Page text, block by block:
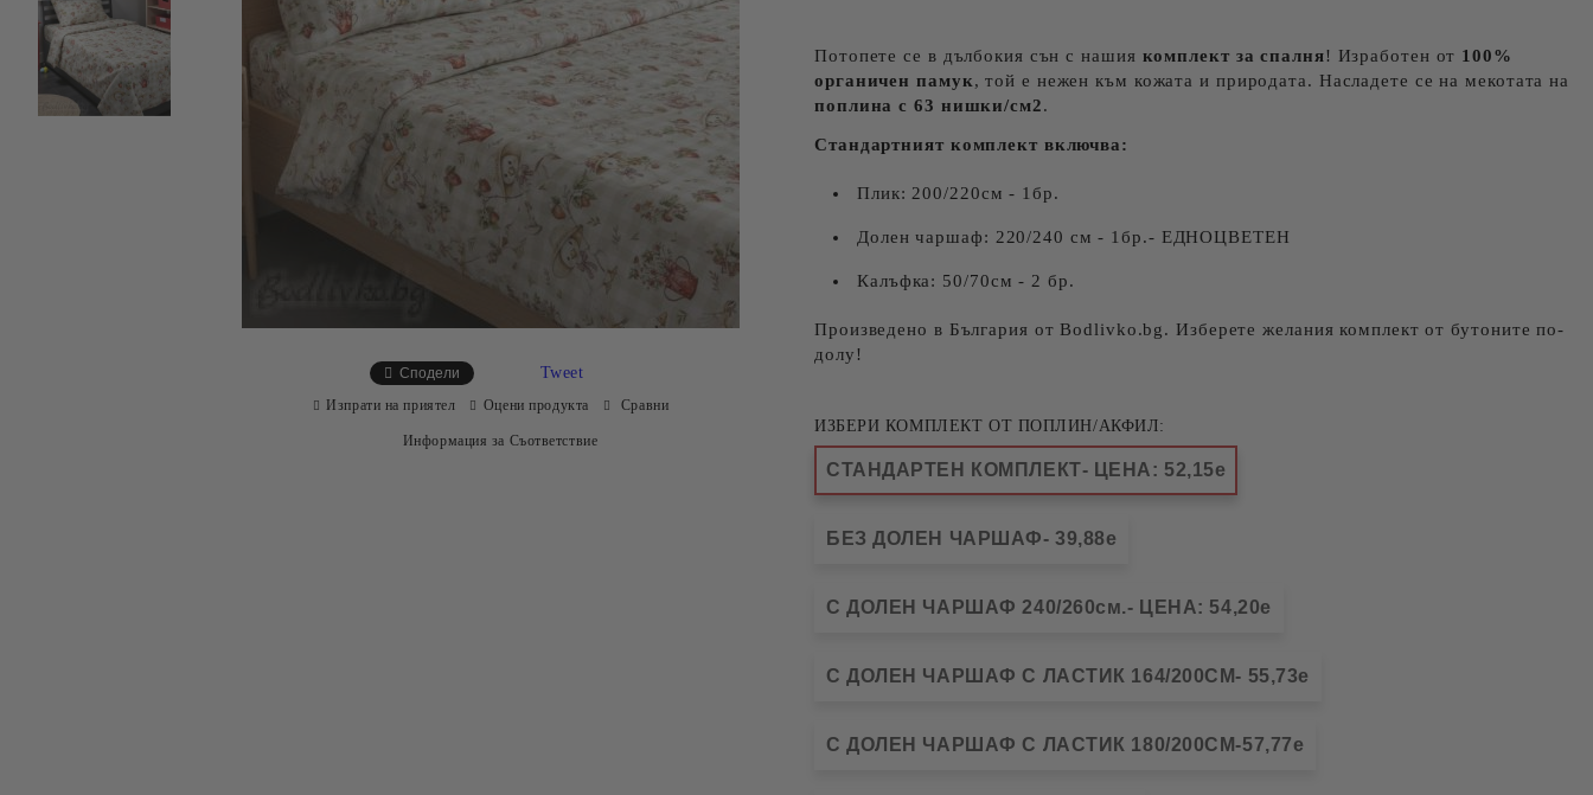
Потопете се в дълбокия сън с нашия комплект за спалня! Изработен от 100%
органичен памук, той е нежен към кожата и природата. Насладете се на мекотата на
поплина с 63 нишки/см2.
Стандартният комплект включва:
Плик: 200/220см - 1бр.
Долен чаршаф: 220/240 см - 1бр.- ЕДНОЦВЕТЕН
Калъфка: 50/70см - 2 бр.
Произведено в България от Bodlivko.bg. Изберете желания комплект от бутоните по-
долу!
ИЗБЕРИ КОМПЛЕКТ ОТ ПОПЛИН/АКФИЛ:
СТАНДАРТЕН КОМПЛЕКТ- ЦЕНА: 52,15е
БЕЗ ДОЛЕН ЧАРШАФ- 39,88е
С ДОЛЕН ЧАРШАФ 240/260см.- ЦЕНА: 54,20е
С ДОЛЕН ЧАРШАФ С ЛАСТИК 164/200СМ- 55,73е
С ДОЛЕН ЧАРШАФ С ЛАСТИК 180/200СМ-57,77е
Сподели Tweet
Изпрати на приятел Оцени продукта Сравни
Информация за Съответствие